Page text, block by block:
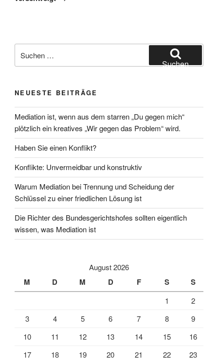
nach:
Suchen
NEUESTE BEITRÄGE
Mediation ist, wenn aus dem starren „Du gegen mich“
plötzlich ein kreatives „Wir gegen das Problem“ wird.
Haben Sie einen Konflikt?
Konflikte: Unvermeidbar und konstruktiv
Warum Mediation bei Trennung und Scheidung der
Schlüssel zu einer friedlichen Lösung ist
Die Richter des Bundesgerichtshofes sollten eigentlich
wissen, was Mediation ist
August 2026
M D M D F S S
1
2
3
4 5 6 7 8
9
10
11 12 13 14 15
16
17
18 19 20 21 22
23